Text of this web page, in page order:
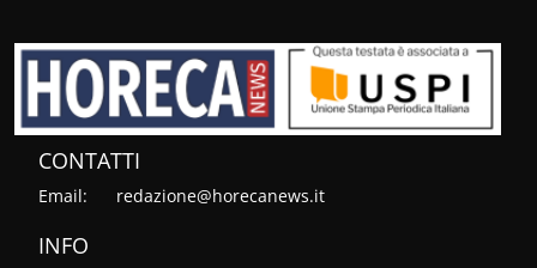
CONTATTI
Email: redazione@horecanews.it
INFO